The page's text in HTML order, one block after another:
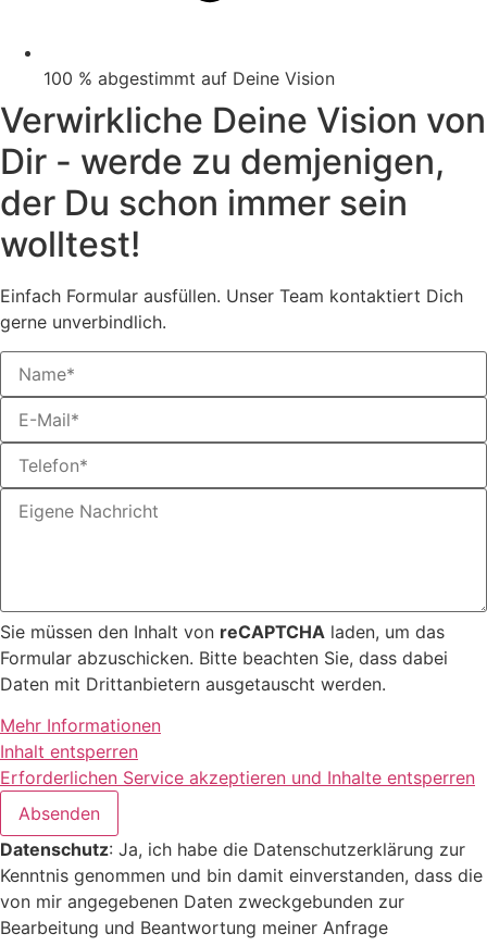
100 % abgestimmt auf Deine Vision
Verwirkliche Deine Vision von
Dir - werde zu demjenigen,
der Du schon immer sein
wolltest!
Einfach Formular ausfüllen. Unser Team kontaktiert Dich
gerne unverbindlich.
Sie müssen den Inhalt von reCAPTCHA laden, um das
Formular abzuschicken. Bitte beachten Sie, dass dabei
Daten mit Drittanbietern ausgetauscht werden.
Mehr Informationen
Inhalt entsperren
Erforderlichen Service akzeptieren und Inhalte entsperren
Absenden
Datenschutz: Ja, ich habe die Datenschutzerklärung zur
Kenntnis genommen und bin damit einverstanden, dass die
von mir angegebenen Daten zweckgebunden zur
Bearbeitung und Beantwortung meiner Anfrage